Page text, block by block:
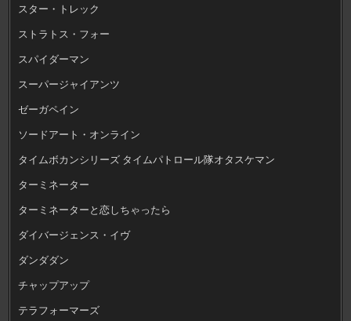
スター・トレック
ストラトス・フォー
スパイダーマン
スーパージャイアンツ
ゼーガペイン
ソードアート・オンライン
タイムボカンシリーズ タイムパトロール隊オタスケマン
ターミネーター
ターミネーターと恋しちゃったら
ダイバージェンス・イヴ
ダンダダン
チャップアップ
テラフォーマーズ